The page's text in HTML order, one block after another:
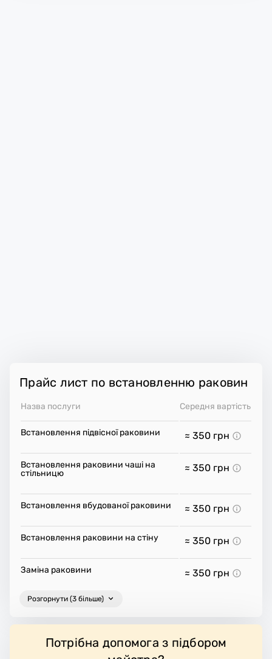
Прайс лист по встановленню раковин
Назва послуги Середня вартість
Встановлення підвісної раковини ≈ 350 грн
Встановлення раковини чаші на
стільницю
≈ 350 грн
Встановлення вбудованої раковини ≈ 350 грн
Встановлення раковини на стіну ≈ 350 грн
Заміна раковини ≈ 350 грн
Розгорнути (3 більше)
Потрібна допомога з підбором